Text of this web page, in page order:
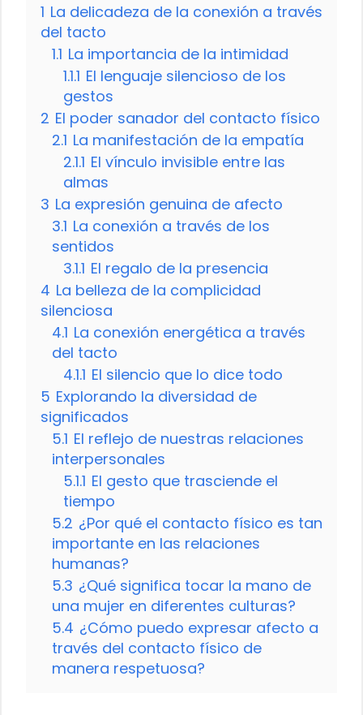
1 La delicadeza de la conexión a través
del tacto
1.1 La importancia de la intimidad
1.1.1 El lenguaje silencioso de los
gestos
2 El poder sanador del contacto físico
2.1 La manifestación de la empatía
2.1.1 El vínculo invisible entre las
almas
3 La expresión genuina de afecto
3.1 La conexión a través de los
sentidos
3.1.1 El regalo de la presencia
4 La belleza de la complicidad
silenciosa
4.1 La conexión energética a través
del tacto
4.1.1 El silencio que lo dice todo
5 Explorando la diversidad de
significados
5.1 El reflejo de nuestras relaciones
interpersonales
5.1.1 El gesto que trasciende el
tiempo
5.2 ¿Por qué el contacto físico es tan
importante en las relaciones
humanas?
5.3 ¿Qué significa tocar la mano de
una mujer en diferentes culturas?
5.4 ¿Cómo puedo expresar afecto a
través del contacto físico de
manera respetuosa?